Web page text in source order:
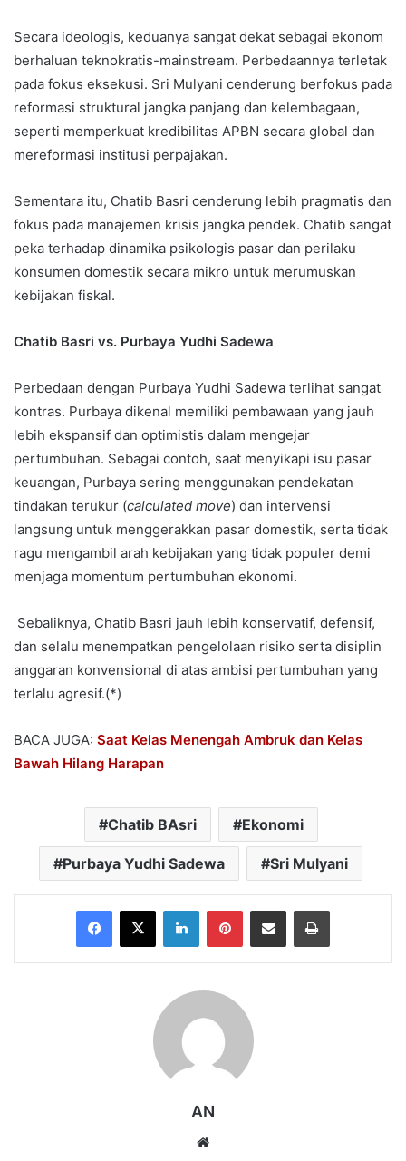
Secara ideologis, keduanya sangat dekat sebagai ekonom
berhaluan teknokratis-mainstream. Perbedaannya terletak
pada fokus eksekusi. Sri Mulyani cenderung berfokus pada
reformasi struktural jangka panjang dan kelembagaan,
seperti memperkuat kredibilitas APBN secara global dan
mereformasi institusi perpajakan.
Sementara itu, Chatib Basri cenderung lebih pragmatis dan
fokus pada manajemen krisis jangka pendek. Chatib sangat
peka terhadap dinamika psikologis pasar dan perilaku
konsumen domestik secara mikro untuk merumuskan
kebijakan fiskal.
Chatib Basri vs. Purbaya Yudhi Sadewa
Perbedaan dengan Purbaya Yudhi Sadewa terlihat sangat
kontras. Purbaya dikenal memiliki pembawaan yang jauh
lebih ekspansif dan optimistis dalam mengejar
pertumbuhan. Sebagai contoh, saat menyikapi isu pasar
keuangan, Purbaya sering menggunakan pendekatan
tindakan terukur (calculated move) dan intervensi
langsung untuk menggerakkan pasar domestik, serta tidak
ragu mengambil arah kebijakan yang tidak populer demi
menjaga momentum pertumbuhan ekonomi.
Sebaliknya, Chatib Basri jauh lebih konservatif, defensif,
dan selalu menempatkan pengelolaan risiko serta disiplin
anggaran konvensional di atas ambisi pertumbuhan yang
terlalu agresif.(*)
BACA JUGA: Saat Kelas Menengah Ambruk dan Kelas
Bawah Hilang Harapan
Chatib BAsri Ekonomi
Purbaya Yudhi Sadewa Sri Mulyani
Facebook
X LinkedInPinterestShare via Email Print
AN